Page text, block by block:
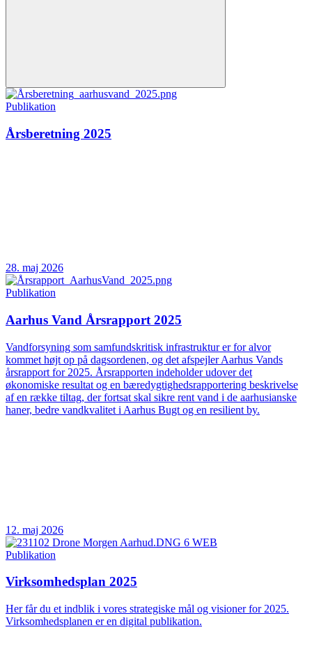
Publikation
Årsberetning 2025
28. maj 2026
Publikation
Aarhus Vand Årsrapport 2025
Vandforsyning som samfundskritisk infrastruktur er for alvor
kommet højt op på dagsordenen, og det afspejler Aarhus Vands
årsrapport for 2025. Årsrapporten indeholder udover det
økonomiske resultat og en bæredygtighedsrapportering beskrivelse
af en række tiltag, der fortsat skal sikre rent vand i de aarhusianske
haner, bedre vandkvalitet i Aarhus Bugt og en resilient by.
12. maj 2026
Publikation
Virksomhedsplan 2025
Her får du et indblik i vores strategiske mål og visioner for 2025.
Virksomhedsplanen er en digital publikation.